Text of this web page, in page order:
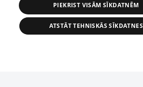
PIEKRIST VISĀM SĪKDATNĒM
ATSTĀT TEHNISKĀS SĪKDATNES